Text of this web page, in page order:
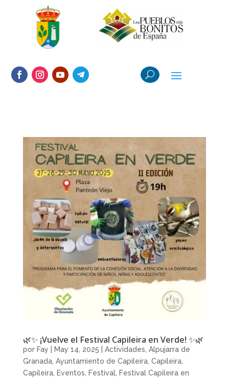
🌿✨ ¡Vuelve el Festival Capileira en Verde! ✨🌿
por Fay May 14, 2025 Actividades, Alpujarra de
Granada, Ayuntamiento de Capileira, Capileira,
Capileira, Eventos, Festival, Festival Capileira en